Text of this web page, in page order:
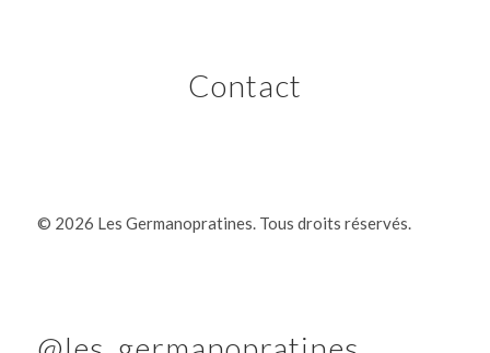
Contact
© 2026 Les Germanopratines. Tous droits réservés.